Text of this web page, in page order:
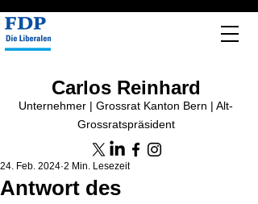
Carlos Reinhard
Unternehmer | Grossrat Kanton Bern | Alt-
Grossratspräsident
Antwort des
24. Feb. 2024 2 Min. Lesezeit